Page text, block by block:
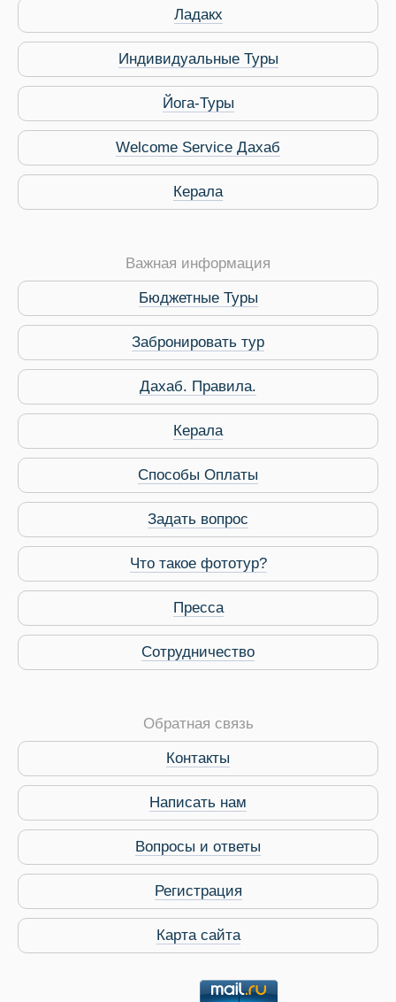
Дахаб
Путеводитель по
Виза в Индию
Ладакх
Индивидуальные Туры
Йога-Туры
Welcome Service Дахаб
Керала
Важная информация
Бюджетные Туры
Забронировать тур
Дахаб. Правила.
Керала
Способы Оплаты
Задать вопрос
Что такое фототур?
Пресса
Сотрудничество
Обратная связь
Контакты
Написать нам
Вопросы и ответы
Регистрация
Карта сайта